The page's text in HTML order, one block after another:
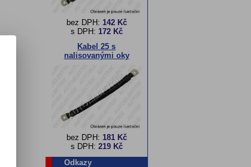
bez DPH: 142 Kč
s DPH: 172 Kč
Kabel 25 s
nalisovanými oky
bez DPH: 181 Kč
s DPH: 219 Kč
Odkazy